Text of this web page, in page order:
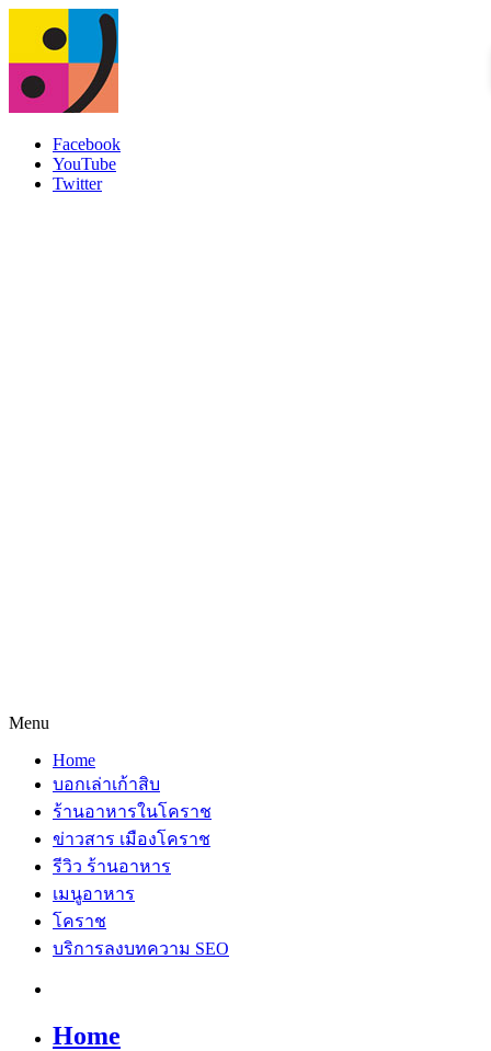
Facebook
YouTube
Twitter
Menu
Home
บอกเล่าเก้าสิบ
ร้านอาหารในโคราช
ข่าวสาร เมืองโคราช
รีวิว ร้านอาหาร
เมนูอาหาร
โคราช
บริการลงบทความ SEO
Home